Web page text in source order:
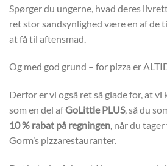
Spørger du ungerne, hvad deres
ret stor sandsynlighed være en af de
at få til aftensmad.
Og med god grund – for pizza er
Derfor er vi også ret så glade for, at
som en del afGoLittle PLUS, så du
10 % rabat på regningen, når du
Gorm’s pizzarestauranter.